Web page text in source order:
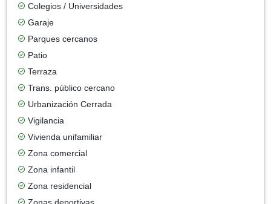
Colegios / Universidades
Garaje
Parques cercanos
Patio
Terraza
Trans. público cercano
Urbanización Cerrada
Vigilancia
Vivienda unifamiliar
Zona comercial
Zona infantil
Zona residencial
Zonas deportivas